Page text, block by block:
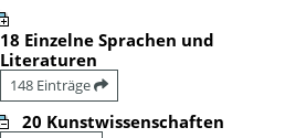
18 Einzelne Sprachen und
Literaturen
148 Einträge
20 Kunstwissenschaften